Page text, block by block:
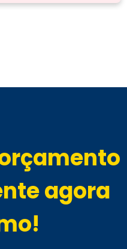
agora